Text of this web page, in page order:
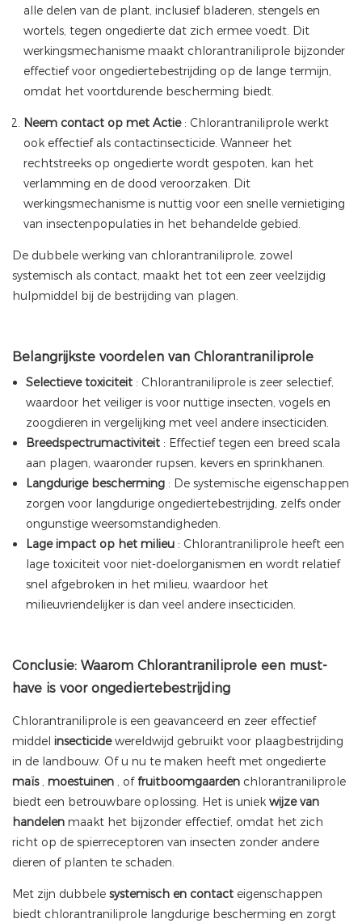
alle delen van de plant, inclusief bladeren, stengels en
wortels, tegen ongedierte dat zich ermee voedt. Dit
werkingsmechanisme maakt chlorantraniliprole bijzonder
effectief voor ongediertebestrijding op de lange termijn,
omdat het voortdurende bescherming biedt.
Neem contact op met Actie : Chlorantraniliprole werkt
ook effectief als contactinsecticide. Wanneer het
rechtstreeks op ongedierte wordt gespoten, kan het
verlamming en de dood veroorzaken. Dit
werkingsmechanisme is nuttig voor een snelle vernietiging
van insectenpopulaties in het behandelde gebied.
De dubbele werking van chlorantraniliprole, zowel
systemisch als contact, maakt het tot een zeer veelzijdig
hulpmiddel bij de bestrijding van plagen.
Belangrijkste voordelen van Chlorantraniliprole
Selectieve toxiciteit : Chlorantraniliprole is zeer selectief,
waardoor het veiliger is voor nuttige insecten, vogels en
zoogdieren in vergelijking met veel andere insecticiden.
Breedspectrumactiviteit : Effectief tegen een breed scala
aan plagen, waaronder rupsen, kevers en sprinkhanen.
Langdurige bescherming : De systemische eigenschappen
zorgen voor langdurige ongediertebestrijding, zelfs onder
ongunstige weersomstandigheden.
Lage impact op het milieu : Chlorantraniliprole heeft een
lage toxiciteit voor niet-doelorganismen en wordt relatief
snel afgebroken in het milieu, waardoor het
milieuvriendelijker is dan veel andere insecticiden.
Conclusie: Waarom Chlorantraniliprole een must-
have is voor ongediertebestrijding
Chlorantraniliprole is een geavanceerd en zeer effectief
middel insecticidewereldwijd gebruikt voor plaagbestrijding
in de landbouw. Of u nu te maken heeft met ongedierte
maïs , moestuinen , of fruitboomgaarden chlorantraniliprole
biedt een betrouwbare oplossing. Het is uniek wijze van
handelen maakt het bijzonder effectief, omdat het zich
richt op de spierreceptoren van insecten zonder andere
dieren of planten te schaden.
Met zijn dubbele systemisch en contact eigenschappen
biedt chlorantraniliprole langdurige bescherming en zorgt